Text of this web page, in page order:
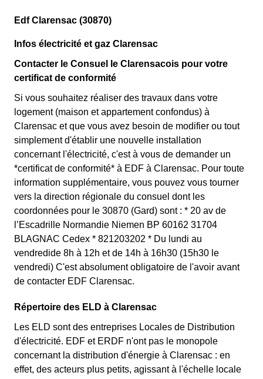
Edf Clarensac (30870)
Infos électricité et gaz Clarensac
Contacter le Consuel le Clarensacois pour votre
certificat de conformité
Si vous souhaitez réaliser des travaux dans votre
logement (maison et appartement confondus) à
Clarensac et que vous avez besoin de modifier ou tout
simplement d'établir une nouvelle installation
concernant l'électricité, c'est à vous de demander un
*certificat de conformité* à EDF à Clarensac. Pour toute
information supplémentaire, vous pouvez vous tourner
vers la direction régionale du consuel dont les
coordonnées pour le 30870 (Gard) sont : * 20 av de
l’Escadrille Normandie Niemen BP 60162 31704
BLAGNAC Cedex * 821203202 * Du lundi au
vendredide 8h à 12h et de 14h à 16h30 (15h30 le
vendredi) C'est absolument obligatoire de l'avoir avant
de contacter EDF Clarensac.
Répertoire des ELD à Clarensac
Les ELD sont des entreprises Locales de Distribution
d'électricité. EDF et ERDF n'ont pas le monopole
concernant la distribution d'énergie à Clarensac : en
effet, des acteurs plus petits, agissant à l'échelle locale